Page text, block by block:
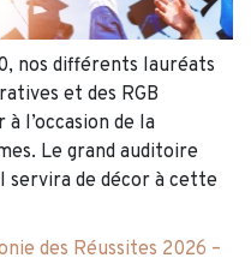
nos différents lauréats
et des RGB
l’occasion de la
Le grand auditoire
servira de décor à cette
des Réussites 2026 –